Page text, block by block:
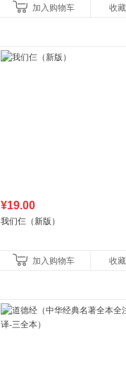
加入购物车 收藏
¥19.00
我们仨（新版）
加入购物车 收藏